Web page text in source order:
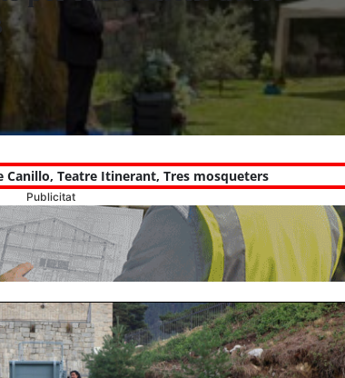
Canillo, Teatre Itinerant, Tres mosqueters
Publicitat